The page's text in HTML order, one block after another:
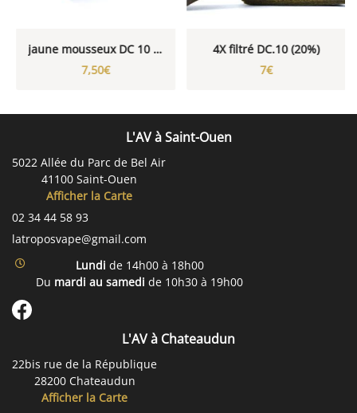
jaune mousseux DC 10 (30%) effet strong
7,50€
4X filtré DC.10 (20%)
7€
L'AV à Saint-Ouen
5022 Allée du Parc de Bel Air
41100 Saint-Ouen
Afficher la Carte
02 34 44 58 93
Lundi de 14h00 à 18h00
Du mardi au samedi de 10h30 à 19h00
L'AV à Chateaudun
22bis rue de la République
28200 Chateaudun
Afficher la Carte